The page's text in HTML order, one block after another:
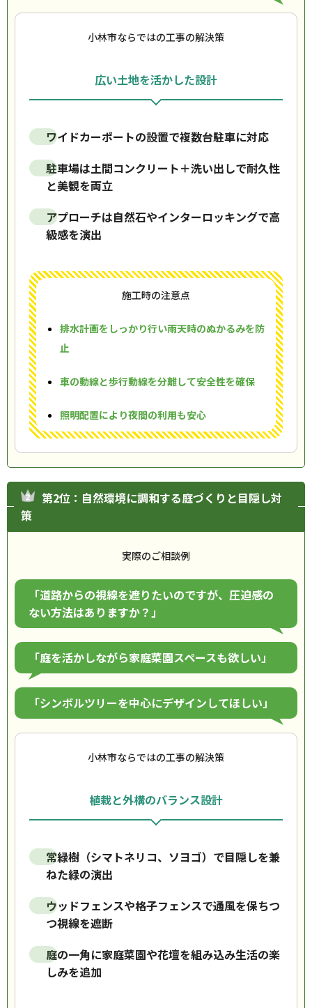
小林市ならではの工事の解決策
広い土地を活かした設計
ワイドカーポートの設置で複数台駐車に対応
駐車場は土間コンクリート＋洗い出しで耐久性
と美観を両立
アプローチは自然石やインターロッキングで高
級感を演出
施工時の注意点
排水計画をしっかり行い雨天時のぬかるみを防
止
車の動線と歩行動線を分離して安全性を確保
照明配置により夜間の利用も安心
第2位：自然環境に調和する庭づくりと目隠し対
策
実際のご相談例
「道路からの視線を遮りたいのですが、圧迫感の
ない方法はありますか？」
「庭を活かしながら家庭菜園スペースも欲しい」
「シンボルツリーを中心にデザインしてほしい」
小林市ならではの工事の解決策
植栽と外構のバランス設計
常緑樹（シマトネリコ、ソヨゴ）で目隠しを兼
ねた緑の演出
ウッドフェンスや格子フェンスで通風を保ちつ
つ視線を遮断
庭の一角に家庭菜園や花壇を組み込み生活の楽
しみを追加